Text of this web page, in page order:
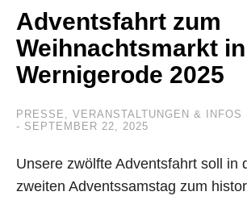
Adventsfahrt zum
Weihnachtsmarkt in
Wernigerode 2025
PRESSE , VERANSTALTUNGEN & INFOS
SEPTEMBER 22, 2025
Unsere zwölfte Adventsfahrt soll in
zweiten Adventssamstag zum